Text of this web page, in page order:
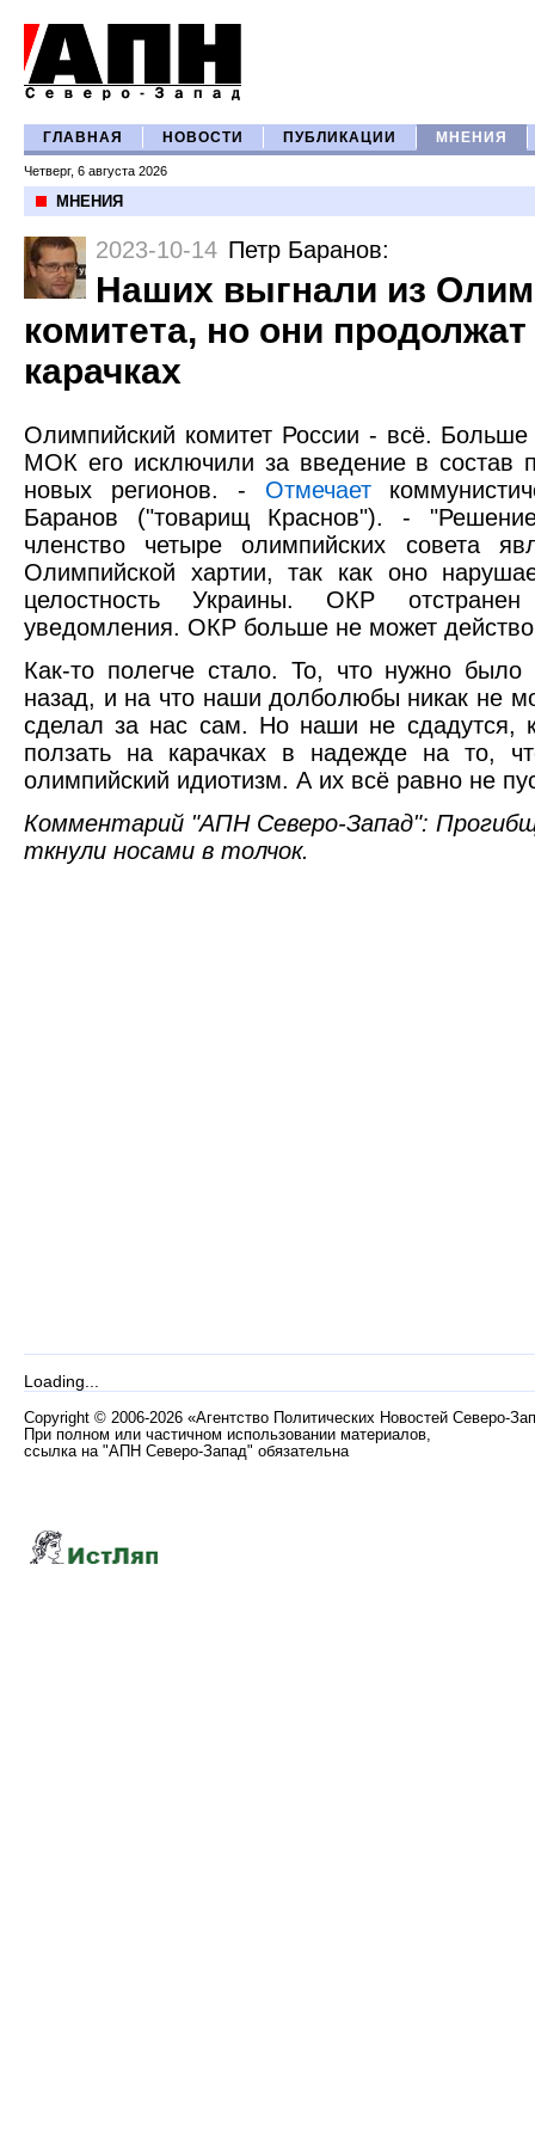
ГЛАВНАЯ НОВОСТИ ПУБЛИКАЦИИ МНЕНИЯ
Четверг, 6 августа 2026
МНЕНИЯ
2023-10-14 Петр Баранов:
Наших выгнали из
комитета, но они продолжат
карачках
Олимпийский комитет России - всё.
МОК его исключили за введение в состав
новых регионов. - Отмечает
Баранов ("товарищ Краснов"). -
членство четыре олимпийских совета
Олимпийской хартии, так как оно
целостность Украины. ОКР
уведомления. ОКР больше не может
Как-то полегче стало. То, что нужно
назад, и на что наши долболюбы никак не
сделал за нас сам. Но наши не сдадутся,
ползать на карачках в надежде на то,
олимпийский идиотизм. А их всё равно не
Комментарий "АПН Северо-Запад":
ткнули носами в толчок.
Loading...
Copyright © 2006-2026 «Агентство Политических Новостей Северо-
При полном или частичном использовании материалов,
ссылка на "АПН Северо-Запад" обязательна